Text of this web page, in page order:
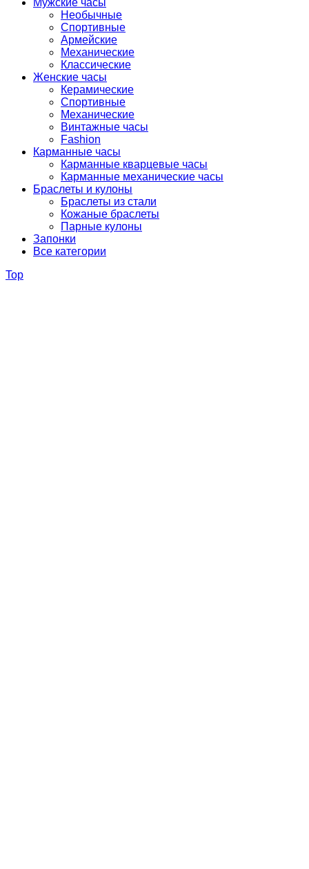
Мужские часы
Необычные
Спортивные
Армейские
Механические
Классические
Женские часы
Керамические
Спортивные
Механические
Винтажные часы
Fashion
Карманные часы
Карманные кварцевые часы
Карманные механические часы
Браслеты и кулоны
Браслеты из стали
Кожаные браслеты
Парные кулоны
Запонки
Все категории
Top